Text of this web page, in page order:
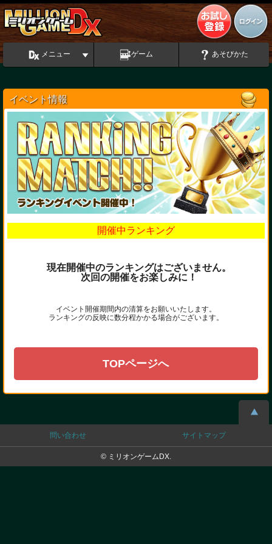
メニュー ゲーム あそびかた
イベント情報
開催中ランキング
現在開催中のランキングはございません。
次回の開催をお楽しみに！
イベント開催期間内の清算をお願いいたします。
ランキングの反映に数分程かかる場合がございます。
TOPページへ
問い合わせ サイトマップ
© ミリオンゲームDX.